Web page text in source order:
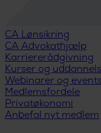
CA Lønsikring
CA Advokathjælp
Karriererådgivning
Kurser og
Webinarer og
Medlemsfordele
Privatøkonomi
Anbefal nyt medlem